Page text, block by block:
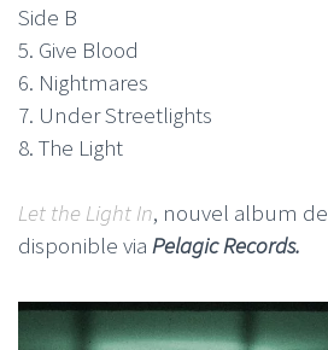
Side B
5. Give Blood
6. Nightmares
7. Under Streetlights
8. The Light
Let the Light In, nouvel album de
disponible via Pelagic Records.